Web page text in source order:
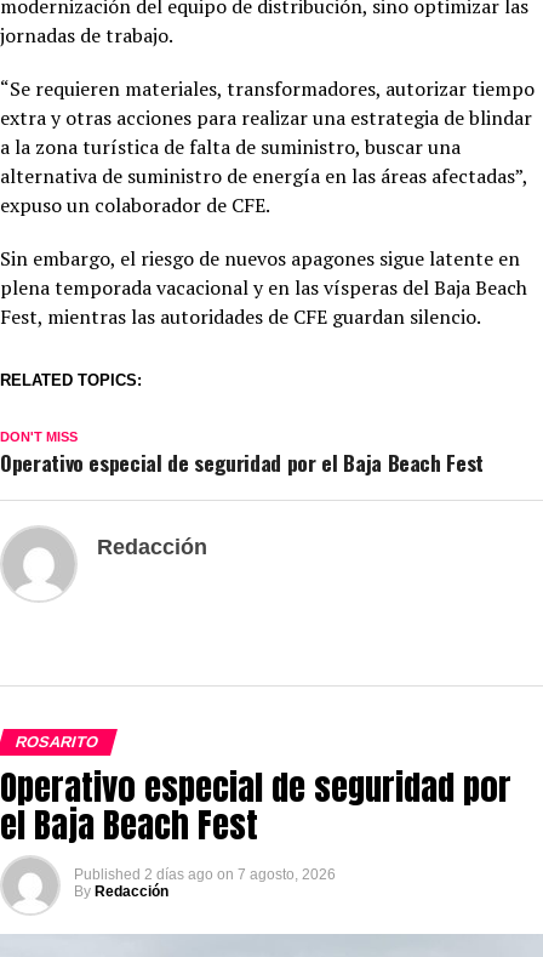
modernización del equipo de distribución, sino optimizar las
jornadas de trabajo.
“Se requieren materiales, transformadores, autorizar tiempo
extra y otras acciones para realizar una estrategia de blindar
a la zona turística de falta de suministro, buscar una
alternativa de suministro de energía en las áreas afectadas”,
expuso un colaborador de CFE.
Sin embargo, el riesgo de nuevos apagones sigue latente en
plena temporada vacacional y en las vísperas del Baja Beach
Fest, mientras las autoridades de CFE guardan silencio.
RELATED TOPICS:
DON'T MISS
Operativo especial de seguridad por el Baja Beach Fest
Redacción
ROSARITO
Operativo especial de seguridad por
el Baja Beach Fest
Published 2 días ago on 7 agosto, 2026
By Redacción